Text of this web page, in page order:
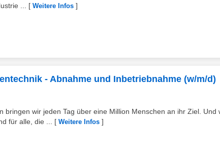
...
[ Weitere Infos ]
- Abnahme und Inbetriebnahme (w/m/d)
bringen wir jeden Tag über eine Million Menschen an ihr Ziel. Und
für alle, die ...
[ Weitere Infos ]